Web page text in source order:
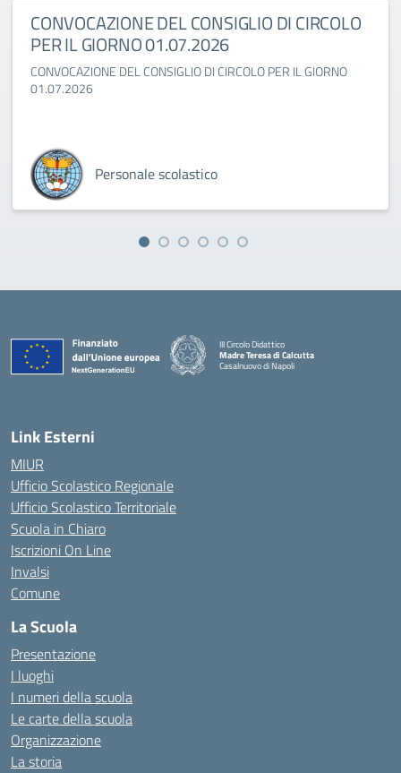
CONVOCAZIONE DEL CONSIGLIO DI CIRCOLO
PER IL GIORNO 01.07.2026
CONVOCAZIONE DEL CONSIGLIO DI CIRCOLO PER IL GIORNO
01.07.2026
Personale scolastico
III Circolo Didattico
Madre Teresa di Calcutta
Casalnuovo di Napoli
— Visita la pagina iniziale della scuola
Link Esterni
MIUR
Ufficio Scolastico Regionale
Ufficio Scolastico Territoriale
Scuola in Chiaro
Iscrizioni On Line
Invalsi
Comune
La Scuola
Presentazione
I luoghi
I numeri della scuola
Le carte della scuola
Organizzazione
La storia